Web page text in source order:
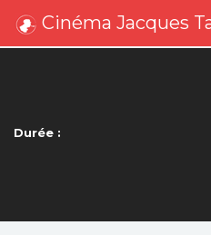
Cinéma Jacques
Durée :